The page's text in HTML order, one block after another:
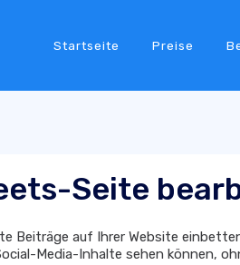
Startseite Preise
Seite
Beiträge auf Ihrer Website
Media-Inhalte sehen können,